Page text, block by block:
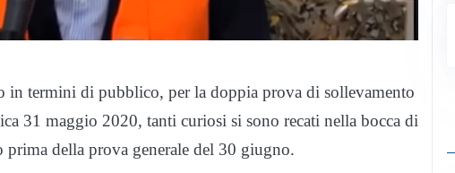
in termini di pubblico, per la doppia prova di sollevamento
31 maggio 2020, tanti curiosi si sono recati nella bocca di
della prova generale del 30 giugno.